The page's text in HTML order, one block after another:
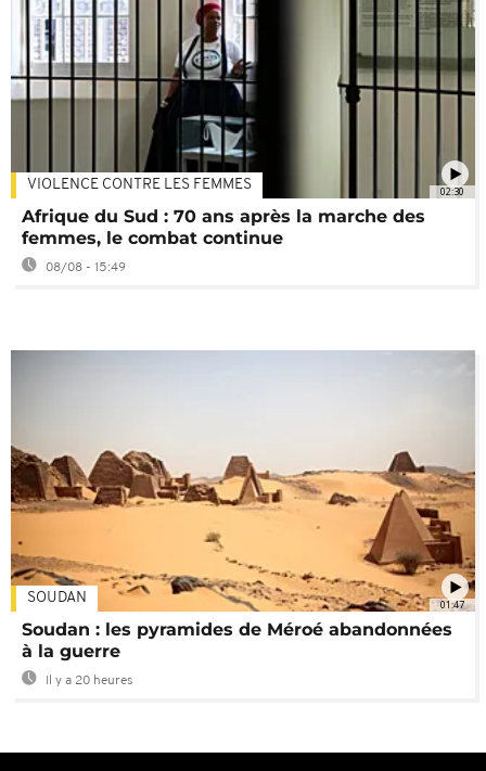
02:30
VIOLENCE CONTRE LES FEMMES
Afrique du Sud : 70 ans après la marche des
femmes, le combat continue
08/08 - 15:49
01:47
SOUDAN
Soudan : les pyramides de Méroé abandonnées
à la guerre
Il y a 20 heures